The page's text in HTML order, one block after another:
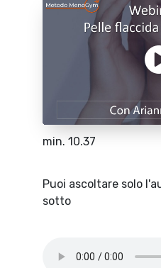
min. 10.37
Puoi ascoltare solo
sotto